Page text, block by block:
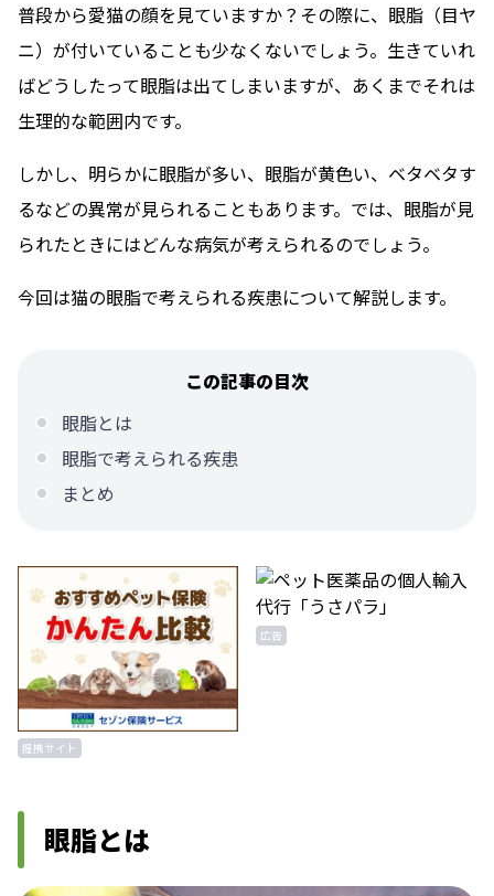
普段から愛猫の顔を見ていますか？その際に、眼脂（目ヤ
ニ）が付いていることも少なくないでしょう。生きていれ
ばどうしたって眼脂は出てしまいますが、あくまでそれは
生理的な範囲内です。
しかし、明らかに眼脂が多い、眼脂が黄色い、ベタベタす
るなどの異常が見られることもあります。では、眼脂が見
られたときにはどんな病気が考えられるのでしょう。
今回は猫の眼脂で考えられる疾患について解説します。
この記事の目次
眼脂とは
眼脂で考えられる疾患
まとめ
提携サイト
広告
眼脂とは